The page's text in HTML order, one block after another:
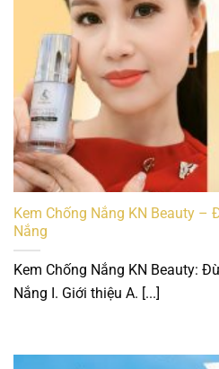
Kem Chống Nắng KN Beauty
Nắng
Kem Chống Nắng KN Beauty:
Nắng I. Giới thiệu A. [...]